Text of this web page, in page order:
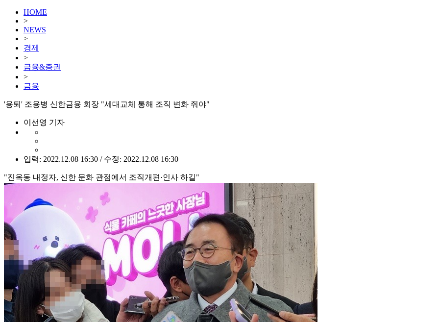
HOME
>
NEWS
>
경제
>
금융&증권
>
금융
'용퇴' 조용병 신한금융 회장 "세대교체 통해 조직 변화 줘야"
이선영 기자
입력: 2022.12.08 16:30 / 수정: 2022.12.08 16:30
"진옥동 내정자, 신한 문화 관점에서 조직개편·인사 하길"